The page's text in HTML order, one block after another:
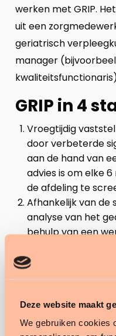
Deze website maakt
We gebruiken cookies
werken met GRIP.
uit een
geriatrisch
manager
GRIP in 4
Vroegtijdig
door verbeterde
aan de hand van
advies is om elke
de afdeling te
Afhankelijk van de
analyse van het
behulp van een
oorzaak) en/of
mogelijk
volgende stap het
behandelplan, -